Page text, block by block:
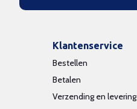
Klantenservice
Bestellen
Betalen
Verzending en levering